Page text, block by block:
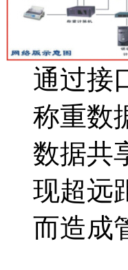
通过接
称重数
数据共
现超远
而造成